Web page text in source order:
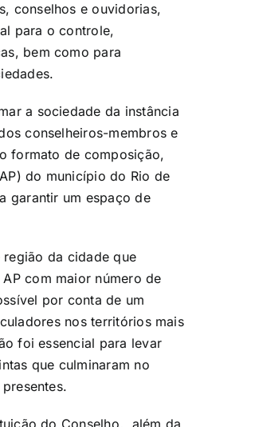
conselhos e ouvidorias,
para o controle,
bem como para
a sociedade da instância
conselheiros-membros e
formato de composição,
do município do Rio de
garantir um espaço de
da cidade que
com maior número de
por conta de um
nos territórios mais
foi essencial para levar
que culminaram no